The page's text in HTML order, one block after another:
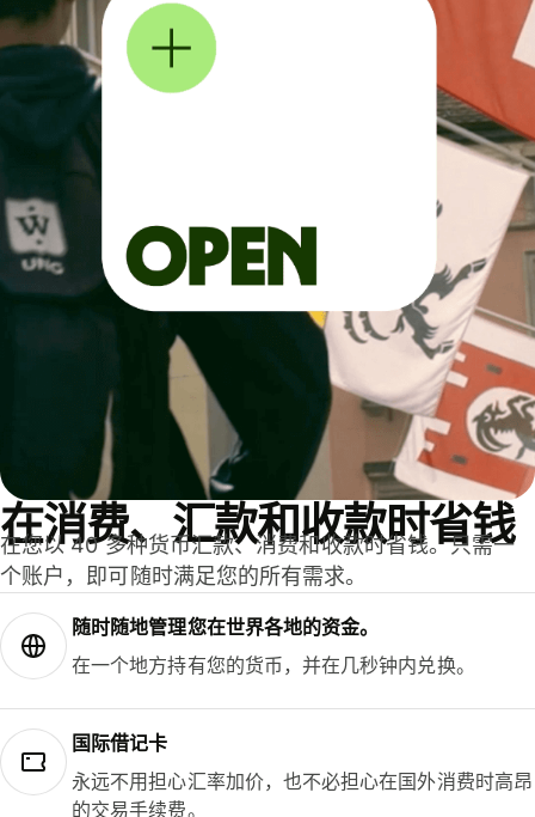
在消费、汇款和收款时省钱
在您以 40 多种货币汇款、消费和收款时省钱。只需一
个账户，即可随时满足您的所有需求。
随时随地管理您在世界各地的资金。
在一个地方持有您的货币，并在几秒钟内兑换。
国际借记卡
永远不用担心汇率加价，也不必担心在国外消费时高昂
的交易手续费。